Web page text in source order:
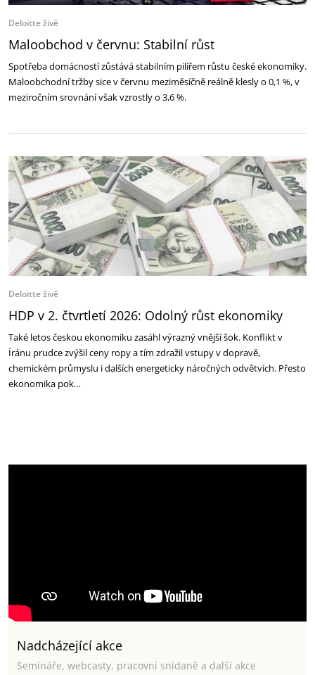
Deloitte živě
Maloobchod v červnu: Stabilní růst
Spotřeba domácností zůstává stabilním pilířem růstu české ekonomiky.
Maloobchodní tržby sice v červnu meziměsíčně reálně klesly o 0,1 %, v
meziročním srovnání však vzrostly o 3,6 %.
Deloitte živě
HDP v 2. čtvrtletí 2026: Odolný růst ekonomiky
Také letos českou ekonomiku zasáhl výrazný vnější šok. Konflikt v
Íránu prudce zvýšil ceny ropy a tím zdražil vstupy v dopravě,
chemickém průmyslu i dalších energeticky náročných odvětvích. Přesto
ekonomika pok…
Nadcházející akce
Semináře, webcasty, pracovní snídaně a další akce